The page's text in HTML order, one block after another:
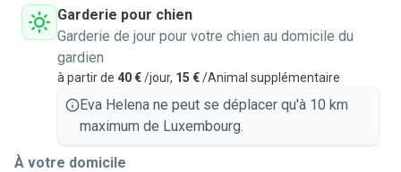
Garderie pour chien
Garderie de jour pour votre chien au domicile du
gardien
à partir de 40 €/jour, 15 €/Animal supplémentaire
Eva Helena ne peut se déplacer qu'à 10 km
maximum de Luxembourg.
À votre domicile